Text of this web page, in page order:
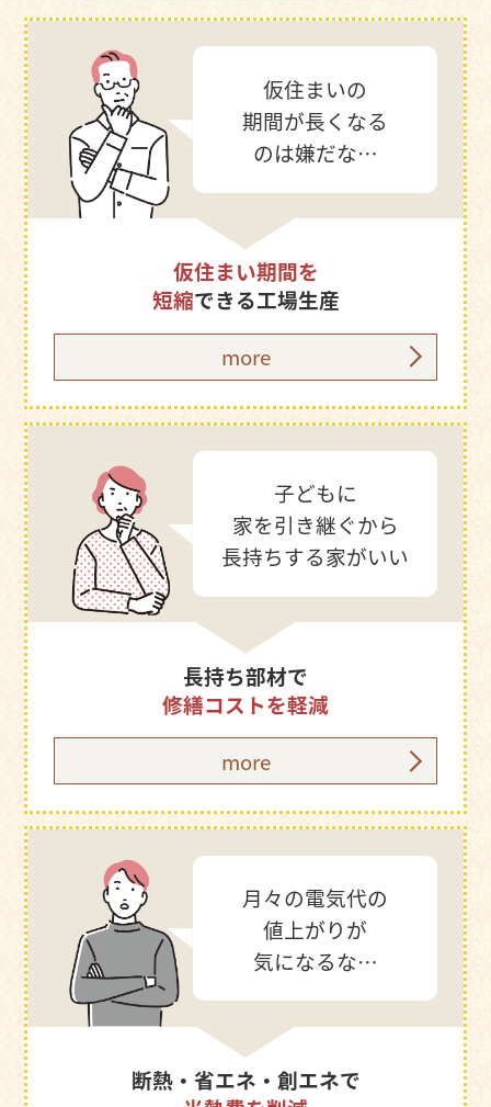
仮住まいの
期間が長くなる
のは嫌だな…
仮住まい期間を
短縮できる工場生産
more
子どもに
家を引き継ぐから
長持ちする家がいい
長持ち部材で
修繕コストを軽減
more
月々の電気代の
値上がりが
気になるな…
断熱・省エネ・創エネで